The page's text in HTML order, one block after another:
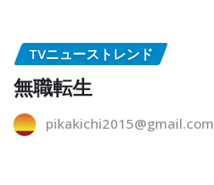
TVニューストレンド
無職転生
pikakichi2015@gmail.com